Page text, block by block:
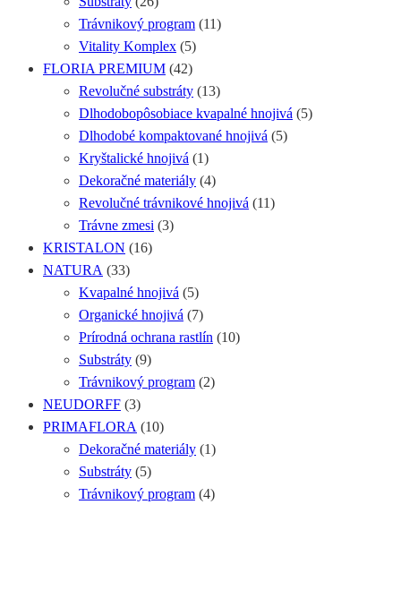
Trávnikový program (11)
Vitality Komplex (5)
FLORIA PREMIUM (42)
Revolučné substráty (13)
Dlhodobopôsobiace kvapalné hnojivá (5)
Dlhodobé kompaktované hnojivá (5)
Kryštalické hnojivá (1)
Dekoračné materiály (4)
Revolučné trávnikové hnojivá (11)
Trávne zmesi (3)
KRISTALON (16)
NATURA (33)
Kvapalné hnojivá (5)
Organické hnojivá (7)
Prírodná ochrana rastlín (10)
Substráty (9)
Trávnikový program (2)
NEUDORFF (3)
PRIMAFLORA (10)
Dekoračné materiály (1)
Substráty (5)
Trávnikový program (4)